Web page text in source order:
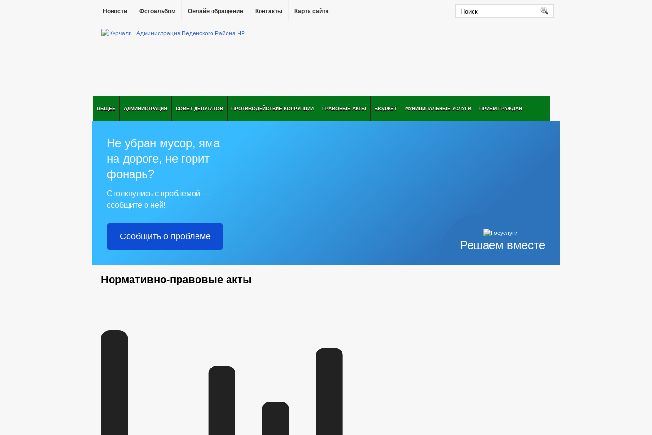
Новости Фотоальбом Онлайн обращение Контакты Карта сайта
ОБЩЕЕ АДМИНИСТРАЦИЯ СОВЕТ ДЕПУТАТОВ ПРОТИВОДЕЙСТВИЕ КОРРУПЦИИ ПРАВОВЫЕ АКТЫ БЮДЖЕТ МУНИЦИПАЛЬНЫЕ УСЛУГИ ПРИЕМ ГРАЖДАН
Решаем вместе
Не убран мусор, яма
на дороге, не горит
фонарь?
Столкнулись с проблемой —
сообщите о ней!
Сообщить о проблеме
Нормативно-правовые акты